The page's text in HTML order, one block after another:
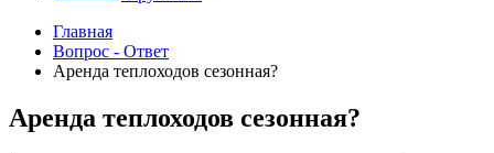
Главная
Вопрос - Ответ
Аренда теплоходов сезонная?
Аренда теплоходов сезонная?